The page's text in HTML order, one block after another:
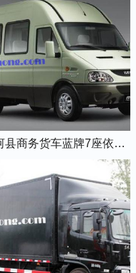
塔河县商务货车蓝牌7座依维柯全顺车